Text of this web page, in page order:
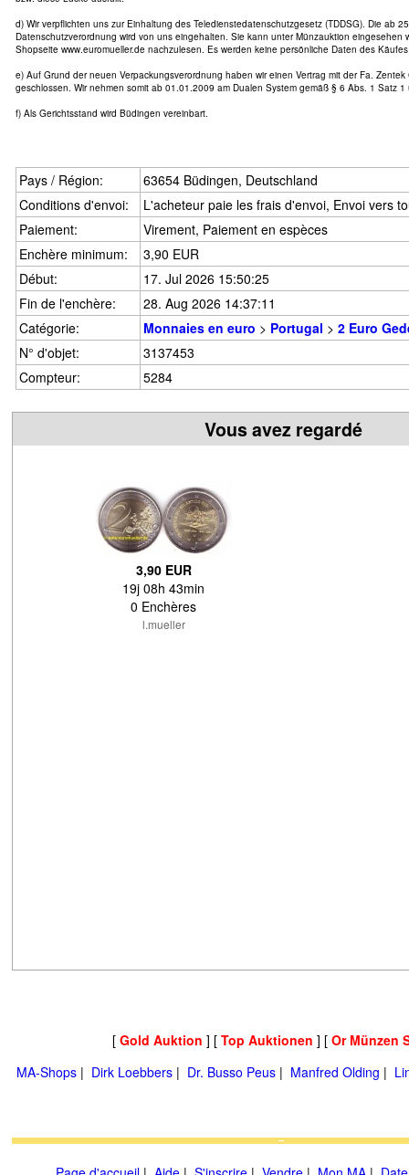
d) Wir verpflichten uns zur Einhaltung des Teledienstedatenschutzgesetz (TDDSG). Die ab
Datenschutzverordnung wird von uns eingehalten. Sie kann unter Münzauktion eingesehen
Shopseite www.euromueller.de nachzulesen. Es werden keine persönliche Daten des
e) Auf Grund der neuen Verpackungsverordnung haben wir einen Vertrag mit der Fa. Zentek
geschlossen. Wir nehmen somit ab 01.01.2009 am Dualen System gemäß § 6 Abs. 1 Satz
f) Als Gerichtsstand wird Büdingen vereinbart.
Pays / Région:
63654 Büdingen, Deutschland
Conditions d'envoi:
L'acheteur paie les frais d'envoi, Envoi vers
Paiement:
Virement, Paiement en espèces
Enchère minimum:
3,90 EUR
Début:
17. Jul 2026 15:50:25
Fin de l'enchère:
28. Aug 2026 14:37:11
Catégorie:
Monnaies en euro > Portugal > 2 Euro
N° d'objet:
3137453
Compteur:
5284
Vous avez regardé
3,90 EUR
19j 08h 43min
0 Enchères
l.mueller
[ Gold Auktion ] [ Top Auktionen ] [ Or Münzen
MA-Shops | Dirk Loebbers | Dr. Busso Peus | Manfred Olding |